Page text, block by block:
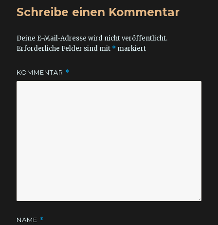
Schreibe einen Kommentar
Deine E-Mail-Adresse wird nicht veröffentlicht.
Erforderliche Felder sind mit * markiert
KOMMENTAR *
NAME *